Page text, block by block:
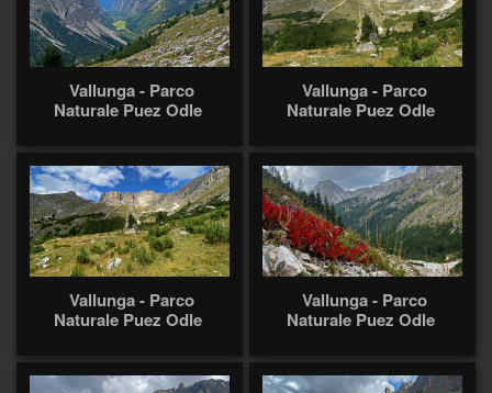
Vallunga - Parco
Naturale Puez Odle
Vallunga - Parco
Naturale Puez Odle
Vallunga - Parco
Naturale Puez Odle
Vallunga - Parco
Naturale Puez Odle